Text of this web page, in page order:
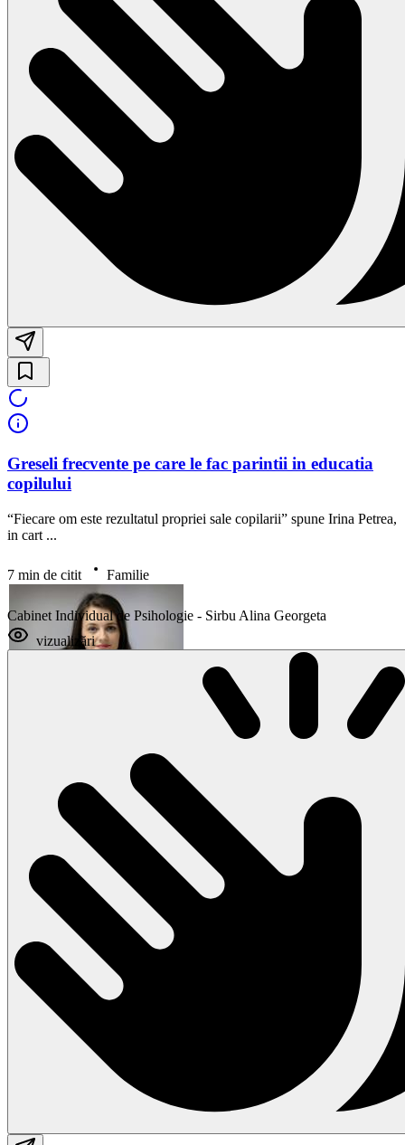
Greseli frecvente pe care le fac parintii in educatia
copilului
“Fiecare om este rezultatul propriei sale copilarii” spune Irina Petrea,
in cart ...
7 min de citit Familie
Cabinet Individual de Psihologie - Sirbu Alina Georgeta
vizualizări